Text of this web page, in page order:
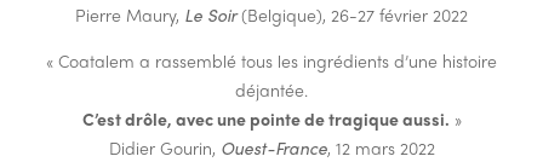
Pierre Maury, Le Soir(Belgique), 26-27 février 2022
« Coatalem a rassemblé tous les ingrédients d’une histoire
déjantée.
C’est drôle, avec une pointe de tragique aussi. »
Didier Gourin, Ouest-France, 12 mars 2022